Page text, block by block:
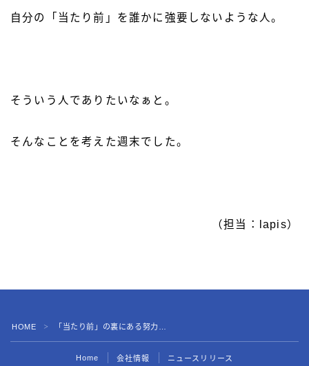
自分の「当たり前」を誰かに強要しないような人。
そういう人でありたいなぁと。
そんなことを考えた週末でした。
（担当：lapis）
HOME ＞ 「当たり前」の裏にある努力…
Home 会社情報 ニュースリリース